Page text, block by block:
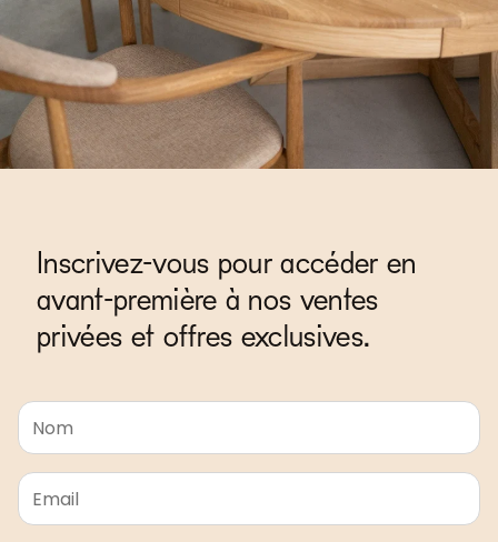
Inscrivez-vous pour accéder en
avant-première à nos ventes
privées et offres exclusives.